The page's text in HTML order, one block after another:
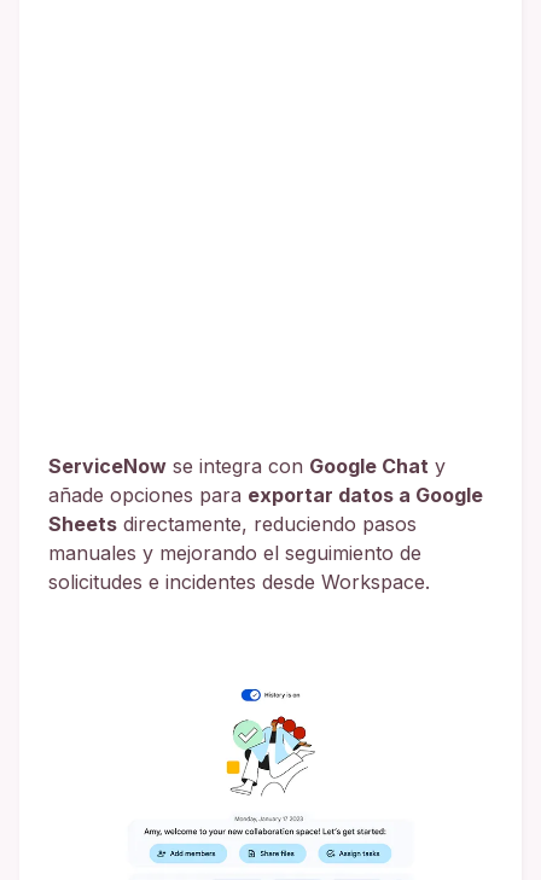
ServiceNow se integra con Google Chat y
añade opciones para exportar datos a Google
Sheets directamente, reduciendo pasos
manuales y mejorando el seguimiento de
solicitudes e incidentes desde Workspace.